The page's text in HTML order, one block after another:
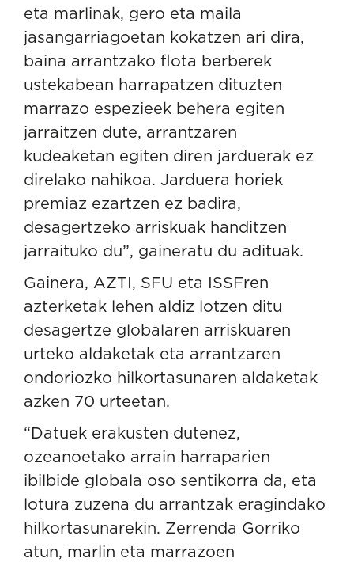
eta marlinak, gero eta maila
jasangarriagoetan kokatzen ari dira,
baina arrantzako flota berberek
ustekabean harrapatzen dituzten
marrazo espezieek behera egiten
jarraitzen dute, arrantzaren
kudeaketan egiten diren jarduerak ez
direlako nahikoa. Jarduera horiek
premiaz ezartzen ez badira,
desagertzeko arriskuak handitzen
jarraituko du”, gaineratu du adituak.
Gainera, AZTI, SFU eta ISSFren
azterketak lehen aldiz lotzen ditu
desagertze globalaren arriskuaren
urteko aldaketak eta arrantzaren
ondoriozko hilkortasunaren aldaketak
azken 70 urteetan.
“Datuek erakusten dutenez,
ozeanoetako arrain harraparien
ibilbide globala oso sentikorra da, eta
lotura zuzena du arrantzak eragindako
hilkortasunarekin. Zerrenda Gorriko
atun, marlin eta marrazoen